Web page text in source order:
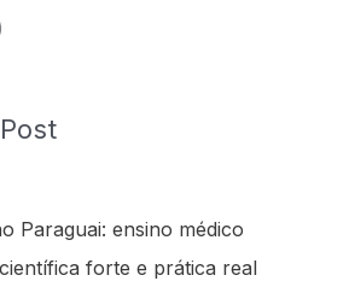
Paraguai: ensino médico
forte e prática real